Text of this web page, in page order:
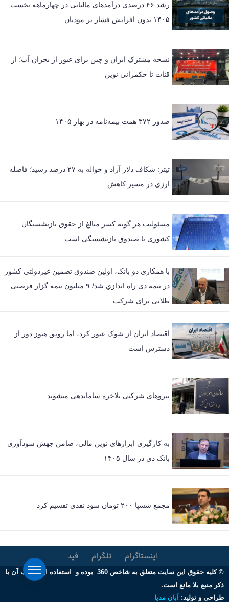
رشد ۴۶ درصدی درآمدهای مالیاتی در چهارماهه نخست
۱۴۰۵ بدون افزایش فشار بر مودیان
نسخه مشترک ایران و چین برای عبور از بحران آب؛ از
قنات تا حکمرانی نوین
صدور ۳۷۲ همت بیمه‌نامه در بهار ۱۴۰۵
تیتر: شکاف دلار آزاد و حواله به ۲۷ درصد رسید؛ فاصله
ارزی در مسیر کاهش
مسئولیت هر گونه کسر مبالغ از حقوق بازنشستگان
کشوری با صندوق بازنشستگی است
با همکاری دو بانک، اولین صندوق تضمین غیردولتی کشور
در بیمه دی راه اندازي شد/ ۹ میلیون بیمه گزار فرصتی
طلایی برای شرکت
اقتصاد ایران از شوک عبور کرد، اما رونق هنوز دور از
دسترس است
نیروهای شرکتی بلاخره ساماندهی میشوند
به کارگیری ابزارهای نوین مالی، ضامن جهش سودآوری
بانک دی در سال ۱۴۰۵
مجمع شسپا ۲۰۰ تومان سود نقدی تقسیم کرد
اینستاگرام تلگرام فید
© کلیه حقوق این سایت متعلق به شاخص 360 بوده و استفاده از مطالب آن با
ذکر منبع بلا مانع است.
طراحی و تولید: آبان مدیا